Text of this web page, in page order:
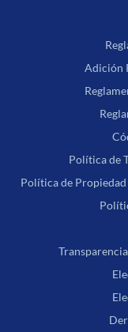
Adición
Política de
Política de